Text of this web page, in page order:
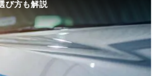
び方も解説